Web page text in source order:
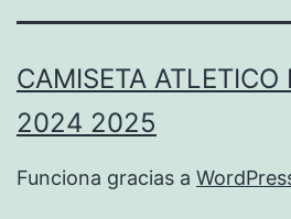
CAMISETA ATLETICO
2024 2025
Funciona gracias a